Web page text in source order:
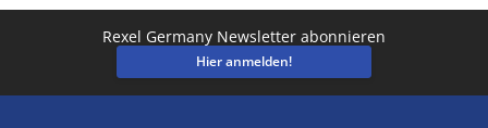
Rexel Germany Newsletter abonnieren
Hier anmelden!